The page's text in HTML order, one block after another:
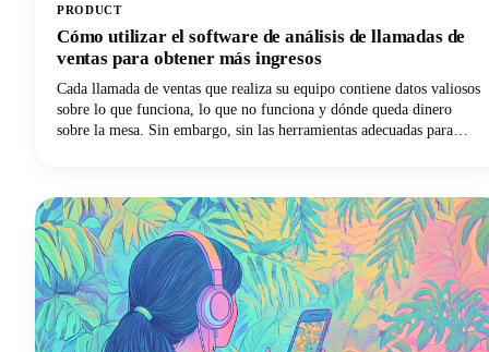
PRODUCT
Cómo utilizar el software de análisis de llamadas de
ventas para obtener más ingresos
Cada llamada de ventas que realiza su equipo contiene datos valiosos
sobre lo que funciona, lo que no funciona y dónde queda dinero
sobre la mesa. Sin embargo, sin las herramientas adecuadas para